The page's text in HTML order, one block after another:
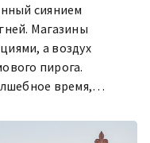
сиянием
Магазины
а воздух
пирога.
время,